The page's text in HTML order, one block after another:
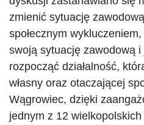
zmienić sytuację
społecznym
swoją sytuację zawodową
rozpocząć działalność,
własny oraz otaczającej
Wągrowiec, dzięki
jednym z 12